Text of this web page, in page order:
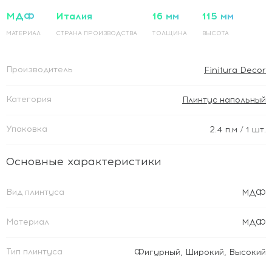
МДФ
МАТЕРИАЛ
Италия
СТРАНА ПРОИЗВОДСТВА
16 мм
ТОЛЩИНА
115 мм
ВЫСОТА
Производитель Finitura Decor
Категория Плинтус напольный
Упаковка 2.4 п.м / 1 шт.
Основные характеристики
Вид плинтуса МДФ
Материал МДФ
Тип плинтуса Фигурный, Широкий, Высокий